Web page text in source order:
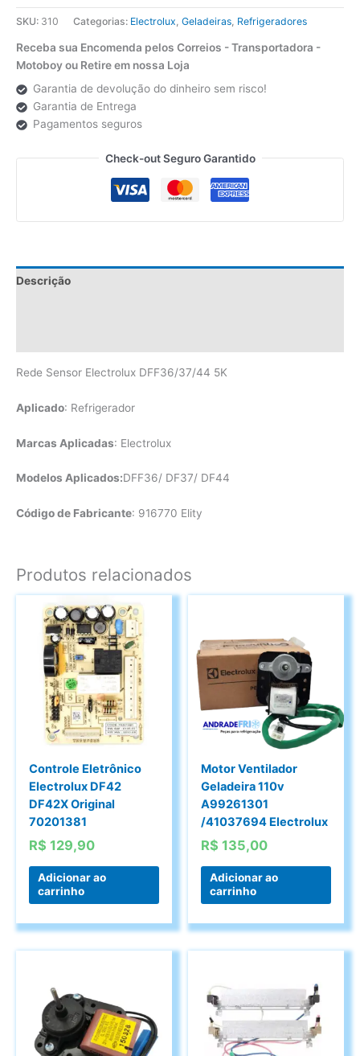
SKU: 310 Categorias: Electrolux, Geladeiras, Refrigeradores
Receba sua Encomenda pelos Correios - Transportadora -
Motoboy ou Retire em nossa Loja
Garantia de devolução do dinheiro sem risco!
Garantia de Entrega
Pagamentos seguros
Check-out Seguro Garantido
Descrição
Rede Sensor Electrolux DFF36/37/44 5K
Aplicado: Refrigerador
Marcas Aplicadas: Electrolux
Modelos Aplicados:DFF36/ DF37/ DF44
Código de Fabricante: 916770 Elity
Produtos relacionados
Controle Eletrônico
Electrolux DF42
DF42X Original
70201381
R$ 129,90
Adicionar ao
carrinho
Motor Ventilador
Geladeira 110v
A99261301
/41037694 Electrolux
R$ 135,00
Adicionar ao
carrinho